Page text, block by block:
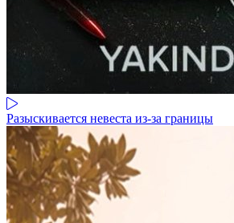
Разыскивается невеста из-за границы